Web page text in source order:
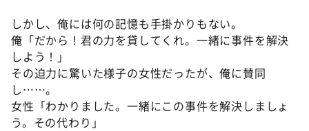
しかし、俺には何の記憶も手掛かりもない。
俺「だから！君の力を貸してくれ。一緒に事件を解決
しよう！」
その迫力に驚いた様子の女性だったが、俺に賛同
し……。
女性「わかりました。一緒にこの事件を解決しましょ
う。その代わり」